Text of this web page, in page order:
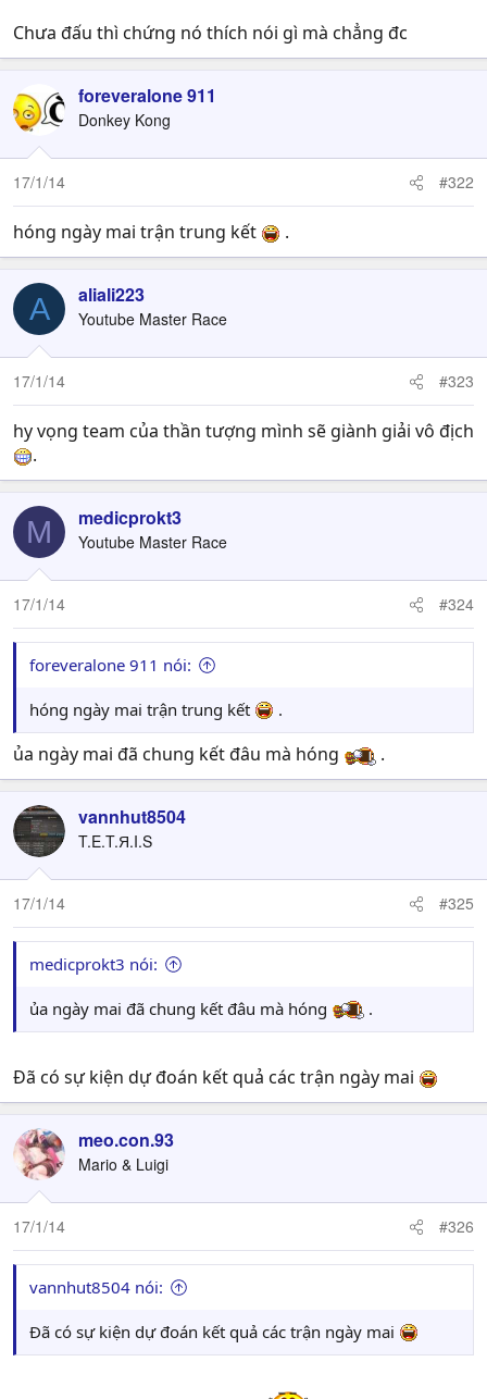
Chưa đấu thì chứng nó thích nói gì mà chẳng đc
foreveralone 911
Donkey Kong
17/1/14 #322
hóng ngày mai trận trung kết .
A aliali223
Youtube Master Race
17/1/14 #323
hy vọng team của thần tượng mình sẽ giành giải vô địch
.
M medicprokt3
Youtube Master Race
17/1/14 #324
foreveralone 911 nói:
hóng ngày mai trận trung kết .
ủa ngày mai đã chung kết đâu mà hóng .
vannhut8504
T.E.T.Я.I.S
17/1/14 #325
medicprokt3 nói:
ủa ngày mai đã chung kết đâu mà hóng .
Đã có sự kiện dự đoán kết quả các trận ngày mai
meo.con.93
Mario & Luigi
17/1/14 #326
vannhut8504 nói:
Đã có sự kiện dự đoán kết quả các trận ngày mai